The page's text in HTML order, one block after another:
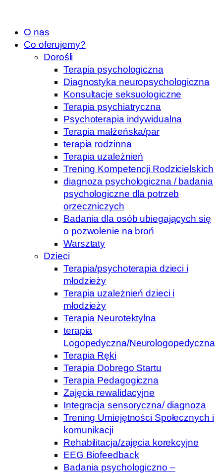
O nas
Co oferujemy?
Dorośli
Terapia psychologiczna
Diagnostyka neuropsychologiczna
Konsultacje seksuologiczne
Terapia psychiatryczna
Psychoterapia indywidualna
Terapia małżeńska/par
terapia rodzinna
Terapia uzależnień
Trening Kompetencji Rodzicielskich
diagnoza psychologiczna / badania
psychologiczne dla potrzeb
orzeczniczych
Badania dla osób ubiegających się
o pozwolenie na broń
Warsztaty
Dzieci
Terapia/psychoterapia dzieci i
młodzieży
Terapia uzależnień dzieci i
młodzieży
Terapia Neurotektylna
terapia
Logopedyczna/Neurologopedyczna
Terapia Ręki
Terapia Dobrego Startu
Terapia Pedagogiczna
Zajęcia rewalidacyjne
Integracja sensoryczna/ diagnoza
Trening Umiejętności Społecznych i
komunikacji
Rehabilitacja/zajęcia korekcyjne
EEG Biofeedback
Badania psychologiczno –